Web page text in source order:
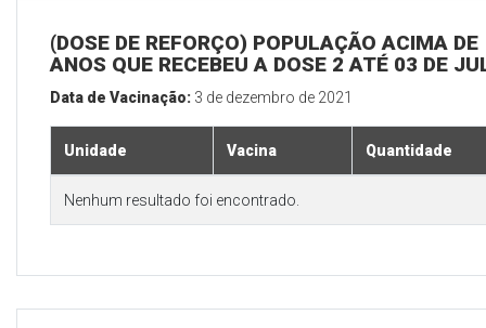
(DOSE DE REFORÇO) POPULAÇÃO ACIMA DE
ANOS QUE RECEBEU A DOSE 2 ATÉ 03 DE
Data de Vacinação: 3 de dezembro de 2021
Unidade Vacina Quantidade
Nenhum resultado foi encontrado.